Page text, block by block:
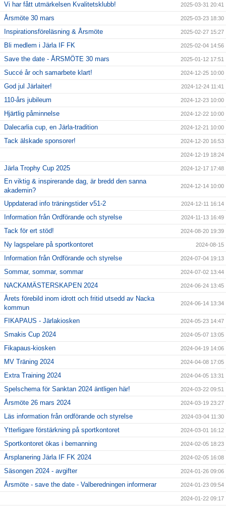
Vi har fått utmärkelsen Kvalitetsklubb! 2025-03-31 20:41
Årsmöte 30 mars 2025-03-23 18:30
Inspirationsföreläsning & Årsmöte 2025-02-27 15:27
Bli medlem i Järla IF FK 2025-02-04 14:56
Save the date - ÅRSMÖTE 30 mars 2025-01-12 17:51
Succé år och samarbete klart! 2024-12-25 10:00
God jul Järlaiter! 2024-12-24 11:41
110-års jubileum 2024-12-23 10:00
Hjärtlig påminnelse 2024-12-22 10:00
Dalecarlia cup, en Järla-tradition 2024-12-21 10:00
Tack älskade sponsorer! 2024-12-20 16:53
2024-12-19 18:24
Järla Trophy Cup 2025 2024-12-17 17:48
En viktig & inspirerande dag, är bredd den sanna
akademin?
2024-12-14 10:00
Uppdaterad info träningstider v51-2 2024-12-11 16:14
Information från Ordförande och styrelse 2024-11-13 16:49
Tack för ert stöd! 2024-08-20 19:39
Ny lagspelare på sportkontoret 2024-08-15
Information från Ordförande och styrelse 2024-07-04 19:13
Sommar, sommar, sommar 2024-07-02 13:44
NACKAMÄSTERSKAPEN 2024 2024-06-24 13:45
Årets förebild inom idrott och fritid utsedd av Nacka
kommun
2024-06-14 13:34
FIKAPAUS - Järlakiosken 2024-05-23 14:47
Smakis Cup 2024 2024-05-07 13:05
Fikapaus-kiosken 2024-04-19 14:06
MV Träning 2024 2024-04-08 17:05
Extra Training 2024 2024-04-05 13:31
Spelschema för Sanktan 2024 äntligen här! 2024-03-22 09:51
Årsmöte 26 mars 2024 2024-03-19 23:27
Läs information från ordförande och styrelse 2024-03-04 11:30
Ytterligare förstärkning på sportkontoret 2024-03-01 16:12
Sportkontoret ökas i bemanning 2024-02-05 18:23
Årsplanering Järla IF FK 2024 2024-02-05 16:08
Säsongen 2024 - avgifter 2024-01-26 09:06
Årsmöte - save the date - Valberedningen informerar 2024-01-23 09:54
2024-01-22 09:17